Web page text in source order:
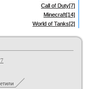
Call of Duty[7]
Minecraft[14]
World of Tanks[2]